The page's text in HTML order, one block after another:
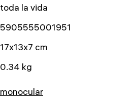
toda la vida
5905555001951
17x13x7 cm
0.34 kg
monocular